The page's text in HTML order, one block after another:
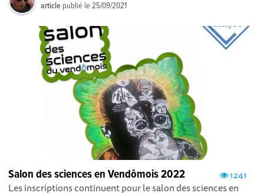
article publié le25/09/2021
1241
Salon des sciences en Vendômois 2022
Les inscriptions continuent pour le salon des sciences en